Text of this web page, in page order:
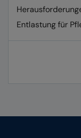
Entlastung für